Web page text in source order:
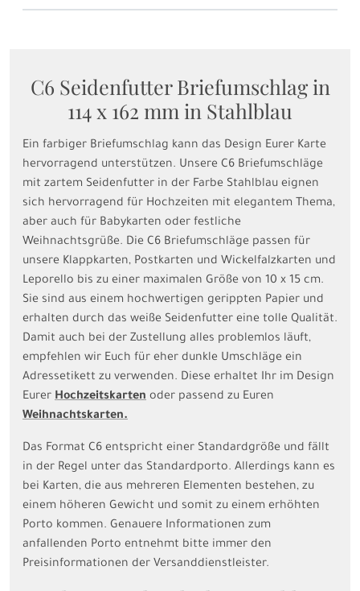
C6 Seidenfutter Briefumschlag in
114 x 162 mm in Stahlblau
Ein farbiger Briefumschlag kann das Design Eurer Karte
hervorragend unterstützen. Unsere C6 Briefumschläge
mit zartem Seidenfutter in der Farbe Stahlblau eignen
sich hervorragend für Hochzeiten mit elegantem Thema,
aber auch für Babykarten oder festliche
Weihnachtsgrüße. Die C6 Briefumschläge passen für
unsere Klappkarten, Postkarten und Wickelfalzkarten und
Leporello bis zu einer maximalen Größe von 10 x 15 cm.
Sie sind aus einem hochwertigen gerippten Papier und
erhalten durch das weiße Seidenfutter eine tolle Qualität.
Damit auch bei der Zustellung alles problemlos läuft,
empfehlen wir Euch für eher dunkle Umschläge ein
Adressetikett zu verwenden. Diese erhaltet Ihr im Design
Eurer Hochzeitskarten oder passend zu Euren
Weihnachtskarten.
Das Format C6 entspricht einer Standardgröße und fällt
in der Regel unter das Standardporto. Allerdings kann es
bei Karten, die aus mehreren Elementen bestehen, zu
einem höheren Gewicht und somit zu einem erhöhten
Porto kommen. Genauere Informationen zum
anfallenden Porto entnehmt bitte immer den
Preisinformationen der Versanddienstleister.